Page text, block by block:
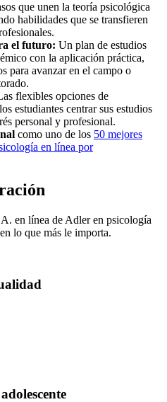
que unen la teoría psicológica
habilidades que se transfieren
el futuro: Un plan de estudios
con la aplicación práctica,
para avanzar en el campo o
flexibles opciones de
estudiantes centrar sus estudios
personal y profesional.
como uno de los 50 mejores
en línea por
en línea de Adler en psicología
lo que más le importa.